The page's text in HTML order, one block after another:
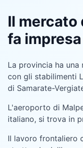
Il mercato
fa impresa
La provincia ha
con gli stabilimenti
di Samarate-
L'aeroporto di
italiano, si trova in
Il lavoro frontaliero